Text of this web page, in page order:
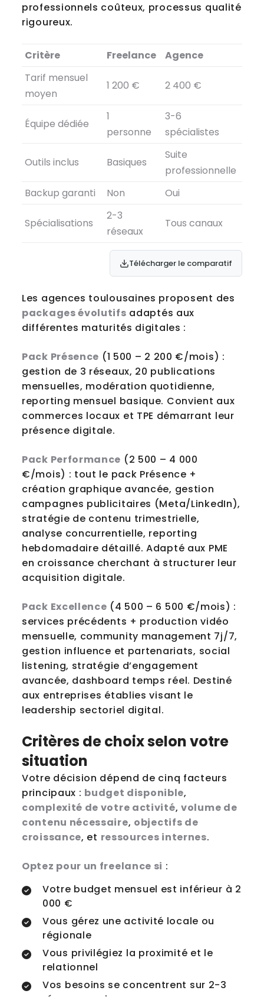
professionnels coûteux, processus qualité
rigoureux.
Critère Freelance
Agence
Tarif mensuel
moyen
1 200 € 2 400 €
Équipe dédiée
1
personne
3-6
spécialistes
Outils inclus Basiques
Suite
professionnelle
Backup garanti
Non Oui
Spécialisations
2-3
réseaux
Tous canaux
Télécharger le comparatif
Les agences toulousaines proposent des
packages évolutifs adaptés aux
différentes maturités digitales :
Pack Présence (1 500 – 2 200 €/mois) :
gestion de 3 réseaux, 20 publications
mensuelles, modération quotidienne,
reporting mensuel basique. Convient aux
commerces locaux et TPE démarrant leur
présence digitale.
Pack Performance (2 500 – 4 000
€/mois) : tout le pack Présence +
création graphique avancée, gestion
campagnes publicitaires (Meta/LinkedIn),
stratégie de contenu trimestrielle,
analyse concurrentielle, reporting
hebdomadaire détaillé. Adapté aux PME
en croissance cherchant à structurer leur
acquisition digitale.
Pack Excellence (4 500 – 6 500 €/mois) :
services précédents + production vidéo
mensuelle, community management 7j/7,
gestion influence et partenariats, social
listening, stratégie d’engagement
avancée, dashboard temps réel. Destiné
aux entreprises établies visant le
leadership sectoriel digital.
Critères de choix selon votre
situation
Votre décision dépend de cinq facteurs
principaux : budget disponible,
complexité de votre activité,volume de
contenu nécessaire, objectifs de
croissance, et ressources internes.
Optez pour un freelance si :
Votre budget mensuel est inférieur à 2
000 €
Vous gérez une activité locale ou
régionale
Vous privilégiez la proximité et le
relationnel
Vos besoins se concentrent sur 2-3